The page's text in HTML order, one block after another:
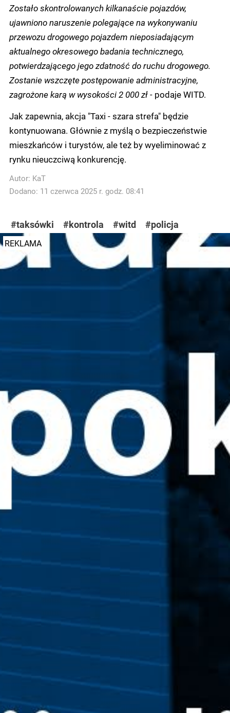
Zostało skontrolowanych kilkanaście pojazdów,
ujawniono naruszenie polegające na wykonywaniu
przewozu drogowego pojazdem nieposiadającym
aktualnego okresowego badania technicznego,
potwierdzającego jego zdatność do ruchu drogowego.
Zostanie wszczęte postępowanie administracyjne,
zagrożone karą w wysokości 2 000 zł - podaje WITD.
Jak zapewnia, akcja "Taxi - szara strefa" będzie
kontynuowana. Głównie z myślą o bezpieczeństwie
mieszkańców i turystów, ale też by wyeliminować z
rynku nieuczciwą konkurencję.
Autor: KaT
Dodano: 11 czerwca 2025 r. godz. 08:41
#taksówki #kontrola #witd #policja
REKLAMA